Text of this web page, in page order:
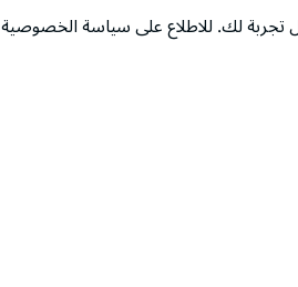
تجربة لك. للاطلاع على سياسة الخصوصية